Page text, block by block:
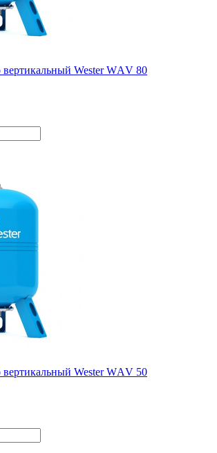
вертикальный Wester WАV 80
вертикальный Wester WАV 50